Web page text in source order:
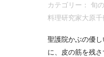
カテゴリー： 旬
料理研究家大原
聖護院かぶの優
に、皮の筋を残